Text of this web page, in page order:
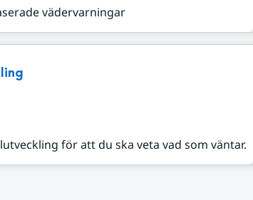
vädervarningar
för att du ska veta vad som väntar.